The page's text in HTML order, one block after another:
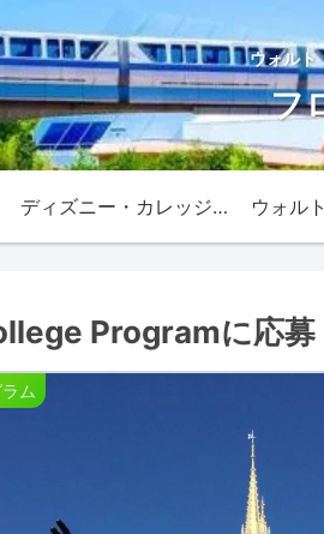
ウォルト
フ
ディズニー・カレッジ・プログラム ウォル
Programに応募
ム